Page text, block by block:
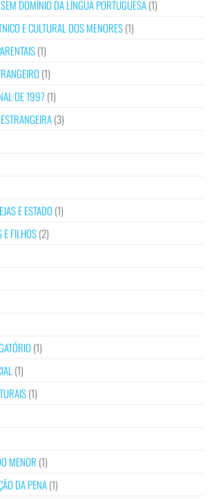
DOMÍNIO DA LÍNGUA PORTUGUESA(1)
E CULTURAL DOS MENORES(1)
(1)
(1)
DE 1997 (1)
(3)
E ESTADO (1)
E FILHOS(2)
(1)
(1)
(1)
MENOR (1)
DA PENA(1)